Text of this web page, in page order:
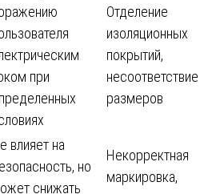
при
Отделение
изоляционных
покрытий,
несоответствие
размеров
влияет на
но
снижать
Некорректная
маркировка,